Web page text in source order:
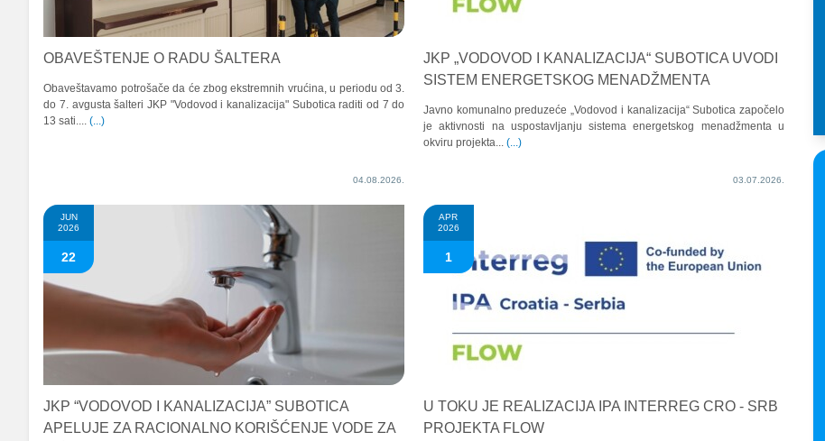
OBAVEŠTENJE O RADU ŠALTERA
Obaveštavamo potrošače da će zbog ekstremnih vrućina, u periodu od 3.
do 7. avgusta šalteri JKP "Vodovod i kanalizacija" Subotica raditi od 7 do
13 sati....(...)
04.08.2026.
JKP „VODOVOD I KANALIZACIJA“ SUBOTICA UVODI
SISTEM ENERGETSKOG MENADŽMENTA
Javno komunalno preduzeće „Vodovod i kanalizacija“ Subotica započelo
je aktivnosti na uspostavljanju sistema energetskog menadžmenta u
okviru projekta... (...)
03.07.2026.
JUN
2026
22
JKP “VODOVOD I KANALIZACIJA” SUBOTICA
APELUJE ZA RACIONALNO KORIŠĆENJE VODE ZA
APR
2026
1
U TOKU JE REALIZACIJA IPA INTERREG CRO - SRB
PROJEKTA FLOW